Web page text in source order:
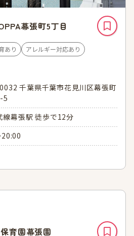
幕張町5丁目
あり アレルギー対応あり
千葉県千葉市花見川区幕張町
5
線幕張駅 徒歩で12分
育園幕張園